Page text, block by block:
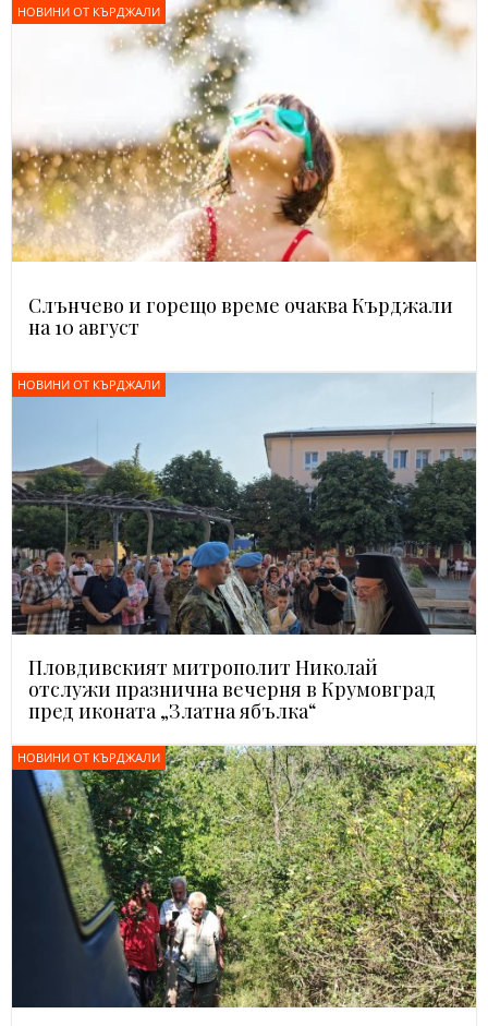
НОВИНИ ОТ КЪРДЖАЛИ
Слънчево и горещо време очаква Кърджали
на 10 август
НОВИНИ ОТ КЪРДЖАЛИ
Пловдивският митрополит Николай
отслужи празнична вечерня в Крумовград
пред иконата „Златна ябълка“
НОВИНИ ОТ КЪРДЖАЛИ